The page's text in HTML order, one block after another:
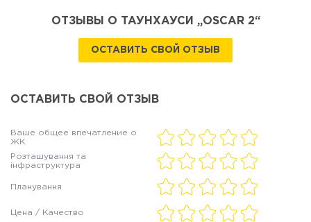
ОТЗЫВЫ О ТАУНХАУСИ „OSCAR 2“
ОСТАВИТЬ СВОЙ ОТЗЫВ
ОСТАВИТЬ СВОЙ ОТЗЫВ
Ваше общее впечатление о
ЖК
Розташування та
інфраструктура
Планування
Цена / Качество